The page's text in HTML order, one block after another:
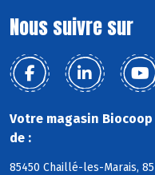
Nous suivre sur
Votre magasin
de :
85450 Chaillé-les-Marais,